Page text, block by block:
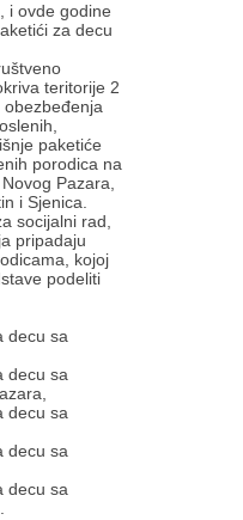
i ovde godine
za decu
teritorije 2
paketiće
porodica na
Pazara,
i Sjenica.
socijalni rad,
pripadaju
kojoj
podeliti
decu sa
decu sa
decu sa
decu sa
decu sa